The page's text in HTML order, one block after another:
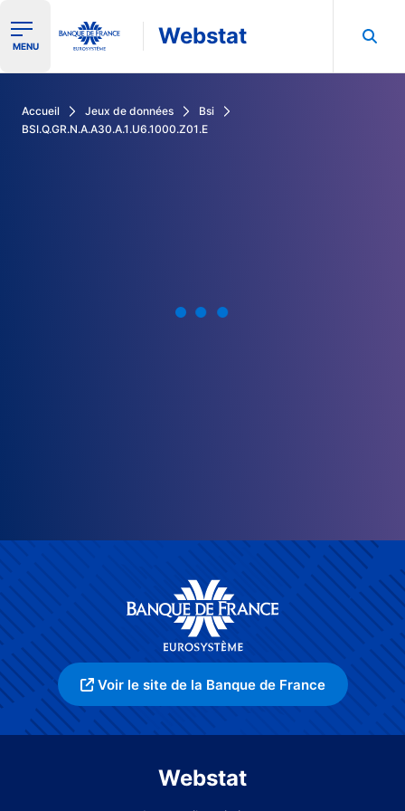
Ouvrir le menu de navigation
MENU Webstat
Accueil Jeux de données
Bsi
BSI.Q.GR.N.A.A30.A.1.U6.1000.Z01.E
Voir le site de la Banque de France
Webstat